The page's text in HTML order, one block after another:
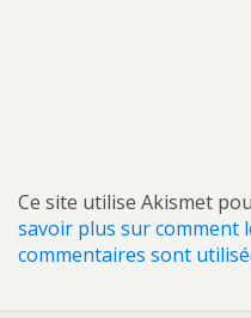
Ce site utilise Akismet
savoir plus sur comment
commentaires sont